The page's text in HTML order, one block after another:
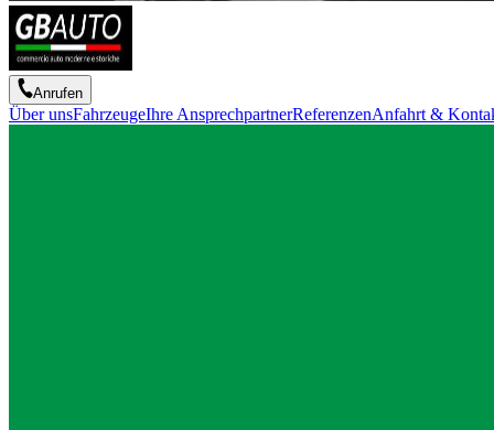
Anrufen
Über unsFahrzeugeIhre AnsprechpartnerReferenzenAnfahrt &